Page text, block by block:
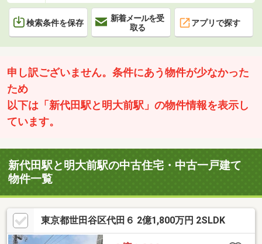
検索条件を保存
新着メールを受
取る
アプリで探す
申し訳ございません。条件にあう物件が少なかった
ため
以下は「新代田駅と明大前駅」の物件情報を表示し
ています。
新代田駅と明大前駅の中古住宅・中古一戸建て
物件一覧
東京都世田谷区代田６ 2億1,800万円 2SLDK